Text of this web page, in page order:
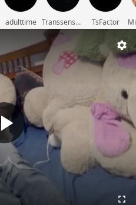
adulttime Transsensual TsFactor